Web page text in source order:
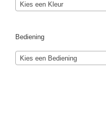
Kies een Kleur
Bediening
Kies een Bediening